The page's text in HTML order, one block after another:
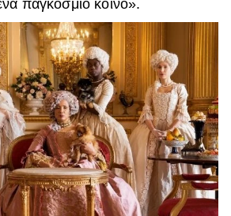
παγκόσμιο κοινό».